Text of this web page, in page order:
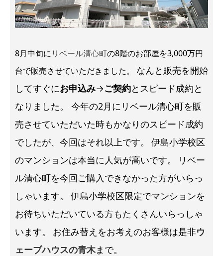
8月中旬にリベール清心町の8階のお部屋を3,000万円
台で販売させていただきました。 なんと販売を開始
してすぐにお申込み→ご契約とスピード成約と
なりました。 今年の2月にリベール清心町を販
売させていただいた時もかなりのスピード成約
でしたが、今回はそれ以上です。
伊島小学校区
のマンションは本当に人気が高いです。
リベー
ル清心町を今回ご購入できなかった方がいらっ
しゃいます。
伊島小学校区限定でマンションを
お待ちいただいている方もたくさんいらっしゃ
います。
お住み替えをお考えのお客様は是非ウ
ェーブハウスの青木まで。